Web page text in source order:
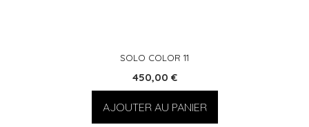
SOLO COLOR 11
450,00 €
AJOUTER AU PANIER